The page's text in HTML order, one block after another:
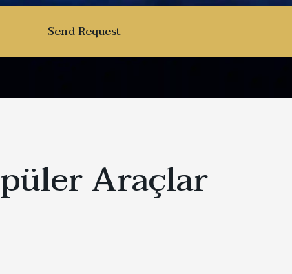
Araçlar